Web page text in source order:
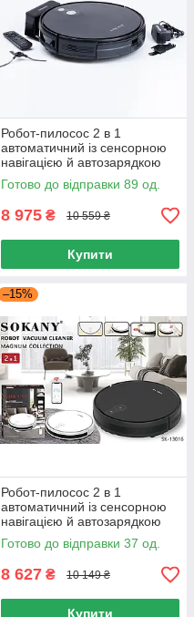
Робот-пилосос 2 в 1
автоматичний із сенсорною
навігацією й автозарядкою
для ефективного прибирання
будинку
Готово до відправки 89 од.
8 975 ₴ 10 559 ₴
Купити
–15%
Робот-пилосос 2 в 1
автоматичний із сенсорною
навігацією й автозарядкою
для дому Білий
Готово до відправки 37 од.
8 627 ₴ 10 149 ₴
Купити